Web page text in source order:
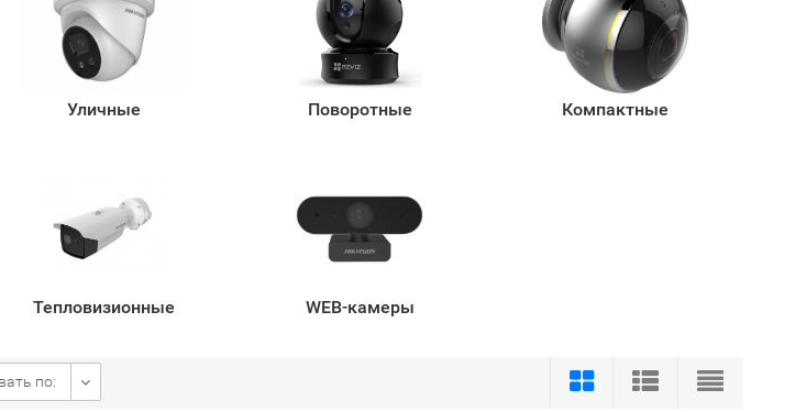
Уличные Поворотные Компактные
Тепловизионные WEB-камеры
по: